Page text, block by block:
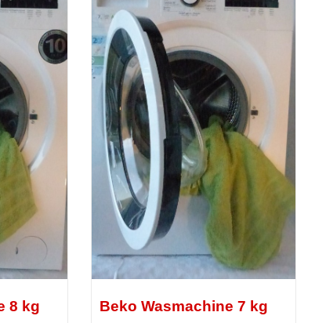
8 kg Beko Wasmachine 7 kg